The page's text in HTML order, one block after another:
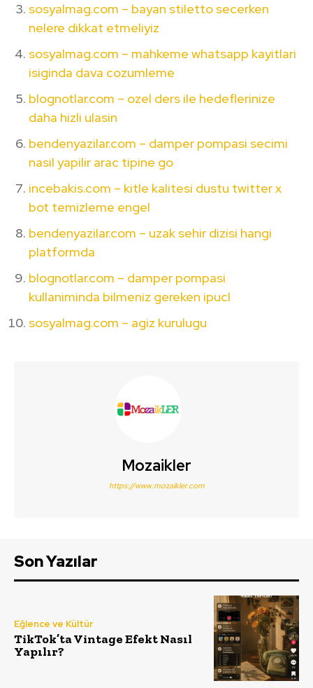
sosyalmag.com – bayan stiletto secerken
nelere dikkat etmeliyiz
sosyalmag.com – mahkeme whatsapp kayitlari
isiginda dava cozumleme
blognotlar.com – ozel ders ile hedeflerinize
daha hizli ulasin
bendenyazilar.com – damper pompasi secimi
nasil yapilir arac tipine go
incebakis.com – kitle kalitesi dustu twitter x
bot temizleme engel
bendenyazilar.com – uzak sehir dizisi hangi
platformda
blognotlar.com – damper pompasi
kullaniminda bilmeniz gereken ipucl
sosyalmag.com – agiz kurulugu
Mozaikler
https://www.mozaikler.com
Son Yazılar
Eğlence ve Kültür
TikTok’ta Vintage Efekt Nasıl
Yapılır?